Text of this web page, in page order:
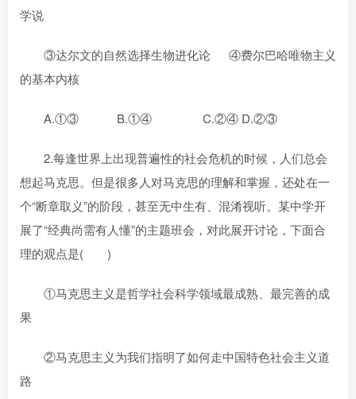
学说
③达尔文的自然选择生物进化论 ④费尔巴哈唯物主义
的基本内核
A.①③ B.①④ C.②④ D.②③
2.每逢世界上出现普遍性的社会危机的时候，人们总会
想起马克思。但是很多人对马克思的理解和掌握，还处在一
个“断章取义”的阶段，甚至无中生有、混淆视听。某中学开
展了“经典尚需有人懂”的主题班会，对此展开讨论，下面合
理的观点是( )
①马克思主义是哲学社会科学领域最成熟、最完善的成
果
②马克思主义为我们指明了如何走中国特色社会主义道
路